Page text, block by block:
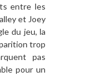
entre les
et Joey
du jeu, la
trop
pas
pour un